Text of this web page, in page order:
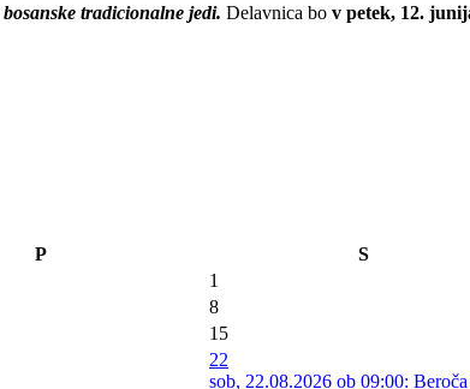
bosanske tradicionalne jedi. Delavnica bo v petek, 12.
P S
1
8
15
22
sob, 22.08.2026 ob 09:00: Beroča